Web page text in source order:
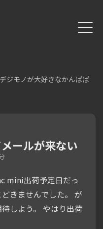
ジモノが大好きなかんぱぱ
ールが来ない
mini出荷予定日だっ
きませんでした。 が
しよう。 やはり出荷